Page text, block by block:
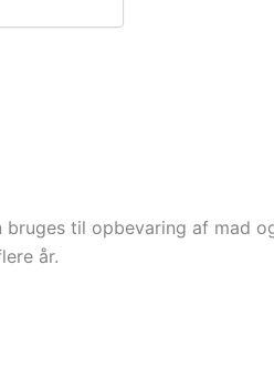
til opbevaring af mad
år.